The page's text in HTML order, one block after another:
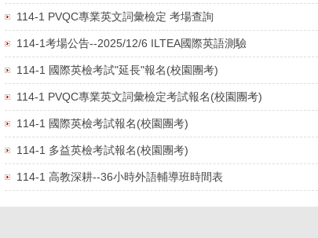
114-1 PVQC專業英文詞彙檢定 考場查詢
114-1考場公告--2025/12/6 ILTEA國際英語測驗
114-1 國際英檢考試"延長"報名(校園團考)
114-1 PVQC專業英文詞彙檢定考試報名(校園團考)
114-1 國際英檢考試報名(校園團考)
114-1 多益英檢考試報名(校園團考)
114-1 高教深耕--36小時外語輔導班時間表